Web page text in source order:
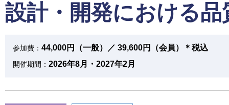
設計・開発における
参加費： 44,000円（一般）／ 39,600円（会員）＊税込
開催期間： 2026年8月・2027年2月